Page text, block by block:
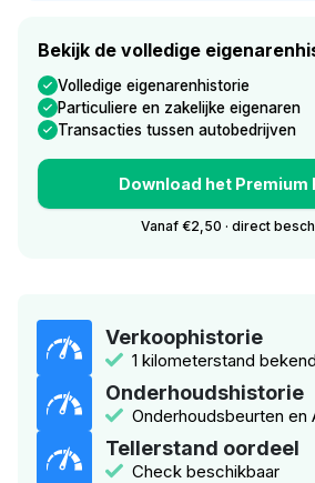
Bekijk de volledige
Volledige eigenarenhistorie
Particuliere en zakelijke eigenaren
Transacties tussen autobedrijven
Download het Premium
Vanaf €2,50 · direct
Verkoophistorie
1 kilometerstand bekend
Onderhoudshistorie
Onderhoudsbeurten en
Tellerstand oordeel
Check beschikbaar